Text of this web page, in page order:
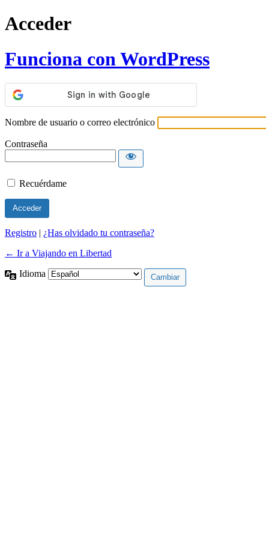
Acceder
Funciona con WordPress
Nombre de usuario o correo electrónico
Contraseña
Recuérdame
Registro | ¿Has olvidado tu contraseña?
← Ir a Viajando en Libertad
Idioma